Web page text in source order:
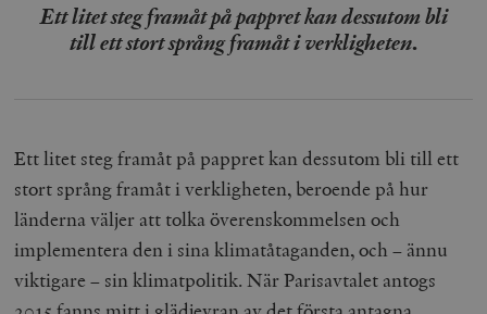
Ett litet steg framåt på pappret kan dessutom bli
till ett stort språng framåt i verkligheten.
Ett litet steg framåt på pappret kan dessutom bli till ett
stort språng framåt i verkligheten, beroende på hur
länderna väljer att tolka överenskommelsen och
implementera den i sina klimatåtaganden, och – ännu
viktigare – sin klimatpolitik. När Parisavtalet antogs